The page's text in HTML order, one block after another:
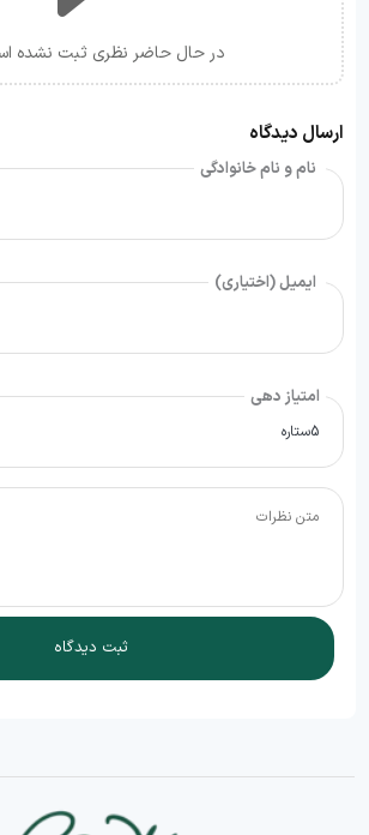
در حال حاضر نظری ثبت نشده
ارسال دیدگاه
نام و نام خانوادگی
ایمیل (اختیاری)
امتیاز دهی
ثبت دیدگاه